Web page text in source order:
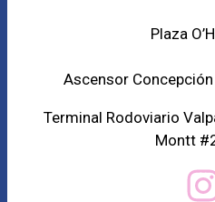
Plaza
Ascensor
Terminal Rodoviario
Montt